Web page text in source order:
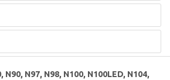
N97, N98, N100, N100LED, N104,